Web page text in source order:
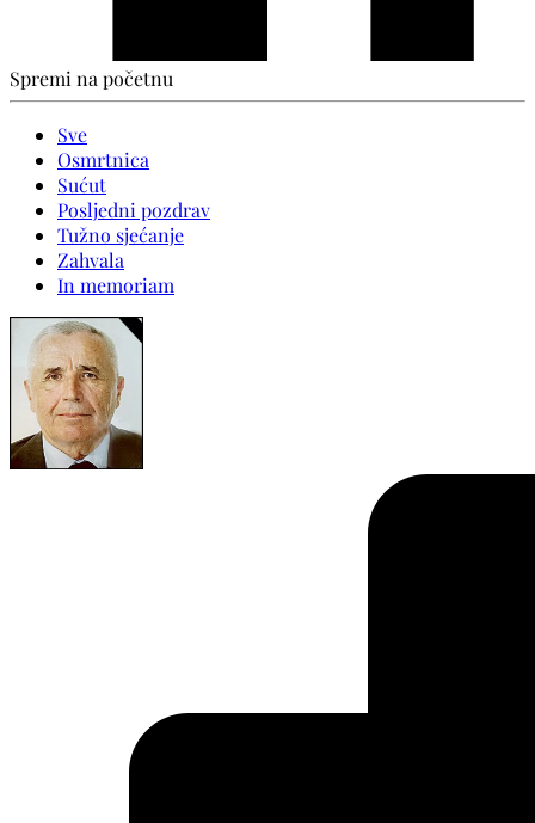
Spremi na početnu
Sve
Osmrtnica
Sućut
Posljedni pozdrav
Tužno sjećanje
Zahvala
In memoriam